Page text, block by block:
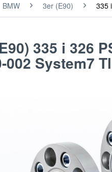
BMW 3er (E90) 335
335 i 326
002 System7